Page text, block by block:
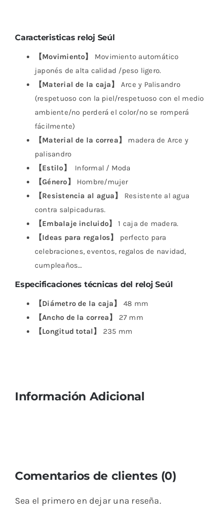
Caracteristicas reloj Seúl
【Movimiento】
Movimiento automático
japonés de alta calidad /peso ligero.
【Material de la caja】
Arce y Palisandro
(respetuoso con la piel/respetuoso con el medio
ambiente/no perderá el color/no se romperá
fácilmente)
【Material de la correa】
madera de Arce y
palisandro
【Estilo】
Informal / Moda
【Género】
Hombre/mujer
【Resistencia al agua】
Resistente al agua
contra salpicaduras.
【Embalaje incluido】
1 caja de madera.
【Ideas para regalos】
perfecto para
celebraciones, eventos, regalos de navidad,
cumpleaños…
Especificaciones técnicas del reloj Seúl
【Diámetro de la caja】
48 mm
【Ancho de la correa】
27 mm
【Longitud total】
235 mm
Información Adicional
Comentarios de clientes (0)
Sea el primero en dejar una reseña.